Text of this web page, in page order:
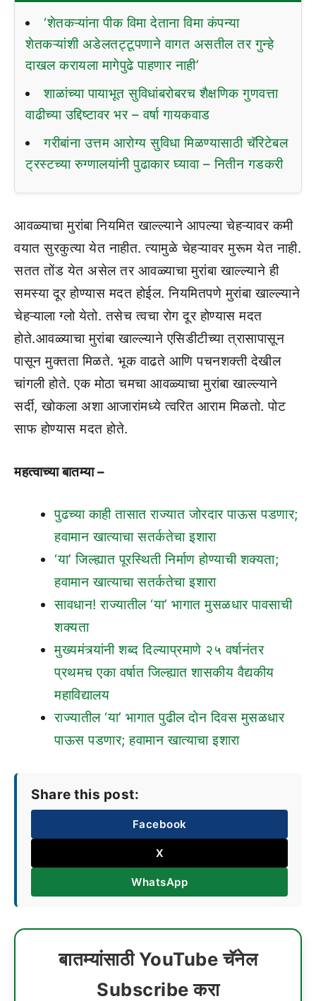
‘शेतकऱ्यांना पीक विमा देताना विमा कंपन्या
शेतकऱ्यांशी अडेलतट्टूपणाने वागत असतील तर गुन्हे
दाखल करायला मागेपुढे पाहणार नाही’
शाळांच्या पायाभूत सुविधांबरोबरच शैक्षणिक गुणवत्ता
वाढीच्या उद्दिष्टावर भर – वर्षा गायकवाड
गरीबांना उत्तम आरोग्य सुविधा मिळण्यासाठी चॅरिटेबल
ट्रस्टच्या रुग्णालयांनी पुढाकार घ्यावा – नितीन गडकरी
आवळ्याचा मुरांबा नियमित खाल्ल्याने आपल्या चेहऱ्यावर कमी
वयात सुरकुत्या येत नाहीत. त्यामुळे चेहऱ्यावर मुरूम येत नाही.
सतत तोंड येत असेल तर आवळ्याचा मुरांबा खाल्ल्याने ही
समस्या दूर होण्यास मदत होईल. नियमितपणे मुरांबा खाल्ल्याने
चेहऱ्याला ग्लो येतो. तसेच त्वचा रोग दूर होण्यास मदत
होते.आवळ्याचा मुरांबा खाल्ल्याने एसिडीटीच्या त्रासापासून
पासून मुक्तता मिळते. भूक वाढते आणि पचनशक्ती देखील
चांगली होते. एक मोठा चमचा आवळ्याचा मुरांबा खाल्ल्याने
सर्दी, खोकला अशा आजारांमध्ये त्वरित आराम मिळतो. पोट
साफ होण्यास मदत होते.
महत्वाच्या बातम्या –
पुढच्या काही तासात राज्यात जोरदार पाऊस पडणार;
हवामान खात्याचा सतर्कतेचा इशारा
‘या’ जिल्ह्यात पूरस्थिती निर्माण होण्याची शक्यता;
हवामान खात्याचा सतर्कतेचा इशारा
सावधान! राज्यातील ‘या’ भागात मुसळधार पावसाची
शक्यता
मुख्यमंत्र्यांनी शब्द दिल्याप्रमाणे २५ वर्षानंतर
प्रथमच एका वर्षात जिल्ह्यात शासकीय वैद्यकीय
महाविद्यालय
राज्यातील ‘या’ भागात पुढील दोन दिवस मुसळधार
पाऊस पडणार; हवामान खात्याचा इशारा
Share this post:
Facebook
X
WhatsApp
बातम्यांसाठी YouTube चॅनेल
Subscribe करा